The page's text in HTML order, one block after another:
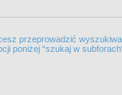
przeprowadzić
poniżej “szukaj w